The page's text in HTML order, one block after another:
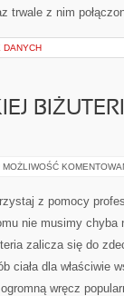
trwale z nim
DANYCH
MOŻLIWOŚĆ
z pomocy
nie musimy chyba
zalicza się do
ciała dla właściwie
wręcz